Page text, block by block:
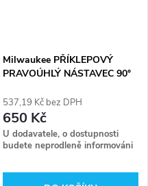
Milwaukee PŘÍKLEPOVÝ
PRAVOÚHLÝ NÁSTAVEC 90°
537,19 Kč bez DPH
650 Kč
U dodavatele, o dostupnosti
budete neprodleně informováni